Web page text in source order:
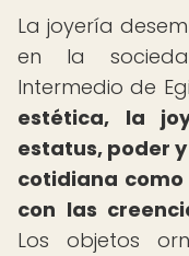
La joyería
en la
Intermedio de
estética, la
estatus, poder
cotidiana
con las
Los objetos